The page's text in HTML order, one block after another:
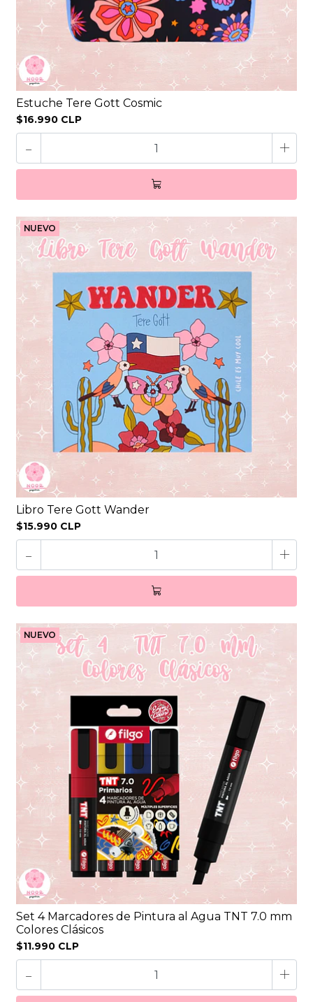
Estuche Tere Gott Cosmic
$16.990 CLP
- +
NUEVO
Libro Tere Gott Wander
$15.990 CLP
- +
NUEVO
Set 4 Marcadores de Pintura al Agua TNT 7.0 mm
Colores Clásicos
$11.990 CLP
- +